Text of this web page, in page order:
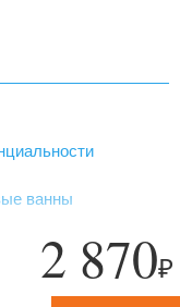
2 870₽
ванны
марка.